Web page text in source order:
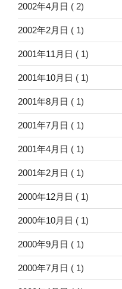
2002年4月日 ( 2)
2002年2月日 ( 1)
2001年11月日 ( 1)
2001年10月日 ( 1)
2001年8月日 ( 1)
2001年7月日 ( 1)
2001年4月日 ( 1)
2001年2月日 ( 1)
2000年12月日 ( 1)
2000年10月日 ( 1)
2000年9月日 ( 1)
2000年7月日 ( 1)